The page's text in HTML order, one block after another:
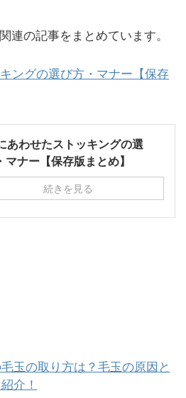
連の記事をまとめています。
ングの選び方・マナー【保存
あわせたストッキングの選
マナー【保存版まとめ】
続きを見る
玉の取り方は？毛玉の原因と
介！